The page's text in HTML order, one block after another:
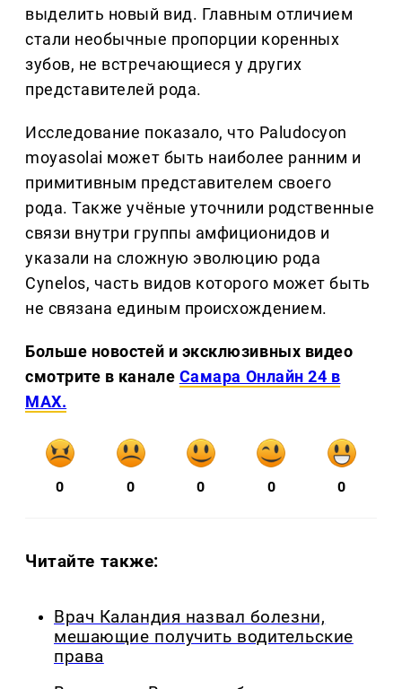
выделить новый вид. Главным отличием
стали необычные пропорции коренных
зубов, не встречающиеся у других
представителей рода.
Исследование показало, что Paludocyon
moyasolai может быть наиболее ранним и
примитивным представителем своего
рода. Также учёные уточнили родственные
связи внутри группы амфиционидов и
указали на сложную эволюцию рода
Cynelos, часть видов которого может быть
не связана единым происхождением.
Больше новостей и эксклюзивных видео
смотрите в канале Самара Онлайн 24 в
MAX.
0 0 0 0 0
Читайте также:
Врач Каландия назвал болезни,
мешающие получить водительские
права